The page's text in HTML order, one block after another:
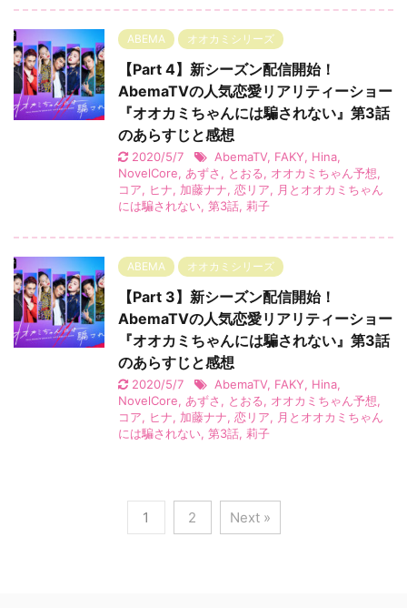
ABEMA オオカミシリーズ
【Part 4】新シーズン配信開始！
AbemaTVの人気恋愛リアリティーショー
『オオカミちゃんには騙されない』第3話
のあらすじと感想
2020/5/7 AbemaTV, FAKY, Hina,
NovelCore, あずさ , とおる, オオカミちゃん予想,
コア, ヒナ, 加藤ナナ, 恋リア, 月とオオカミちゃん
には騙されない, 第3話, 莉子
ABEMA オオカミシリーズ
【Part 3】新シーズン配信開始！
AbemaTVの人気恋愛リアリティーショー
『オオカミちゃんには騙されない』第3話
のあらすじと感想
2020/5/7 AbemaTV, FAKY, Hina,
NovelCore, あずさ , とおる, オオカミちゃん予想,
コア, ヒナ, 加藤ナナ, 恋リア, 月とオオカミちゃん
には騙されない, 第3話, 莉子
1 2 Next »